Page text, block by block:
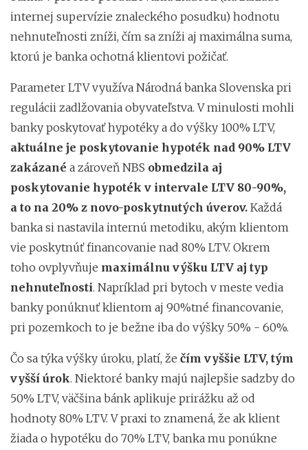
internej supervízie znaleckého posudku) hodnotu
nehnuteľnosti zníži, čím sa zníži aj maximálna suma,
ktorú je banka ochotná klientovi požičať.
Parameter LTV využíva Národná banka Slovenska pri
regulácii zadlžovania obyvateľstva. V minulosti mohli
banky poskytovať hypotéky a do výšky 100% LTV,
aktuálne je poskytovanie hypoték nad 90% LTV
zakázané a zároveň NBS obmedzila aj
poskytovanie hypoték v intervale LTV 80-90%,
a to na 20% z novo-poskytnutých úverov. Každá
banka si nastavila internú metodiku, akým klientom
vie poskytnúť financovanie nad 80% LTV. Okrem
toho ovplyvňuje maximálnu výšku LTV aj typ
nehnuteľnosti. Napríklad pri bytoch v meste vedia
banky ponúknuť klientom aj 90%tné financovanie,
pri pozemkoch to je bežne iba do výšky 50% - 60%.
Čo sa týka výšky úroku, platí, že čím vyššie LTV, tým
vyšší úrok. Niektoré banky majú najlepšie sadzby do
50% LTV, väčšina bánk aplikuje prirážku až od
hodnoty 80% LTV. V praxi to znamená, že ak klient
žiada o hypotéku do 70% LTV, banka mu ponúkne